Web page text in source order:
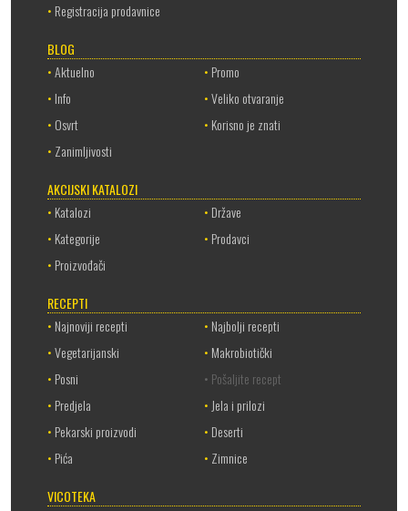
• Registracija prodavnice
BLOG
•Aktuelno • Promo
• Info •Veliko otvaranje
• Osvrt • Korisno je znati
• Zanimljivosti
AKCIJSKI KATALOZI
• Katalozi • Države
• Kategorije • Prodavci
• Proizvođači
RECEPTI
• Najnoviji recepti • Najbolji recepti
•Vegetarijanski • Makrobiotički
• Posni
• Pošaljite recept
• Predjela • Jela i prilozi
• Pekarski proizvodi • Deserti
• Pića • Zimnice
VICOTEKA